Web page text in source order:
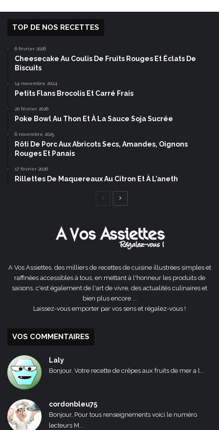
TOP DE NOS RECETTES
6 février 2026
Cheesecake Au Coulis De Fruits Rouges Et Éclats De
Biscuits
14 novembre 2024
Petits Flans Brocolis Et Carré Frais
20 février 2026
Poke Bowl Au Thon Et À La Sauce Soja Sucrée
6 novembre 2025
Rôti De Porc Aux Abricots Secs, Amandes, Oignons
Rouges Et Panais
17 février 2026
Rillettes De Maquereaux Au Citron Et À L’aneth
Page
A Vos Assiettes, des milliers de recettes de cuisine illustrées simples et
raffinées accessibles à tous, en mettant à l'honneur les produits de
saisons, c'est également de l'art de vivre, des actualités culinaires et
bien plus encore ...
Laissez-vous emporter par vos sens et régalez-vous !
VOS COMMENTAIRES
Laly
Bonjour, Votre recette de crêpes aux fruits de mer a l...
cordonbleu75
Bonjour, Pour tous renseignements voici le numéro
lecteurs M...